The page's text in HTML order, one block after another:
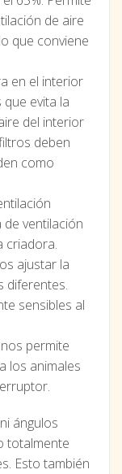
de aire
que conviene
en el interior
evita la
del interior
deben
como
ventilación
criadora.
ajustar la
diferentes.
sensibles al
permite
los animales
ángulos
totalmente
Esto también